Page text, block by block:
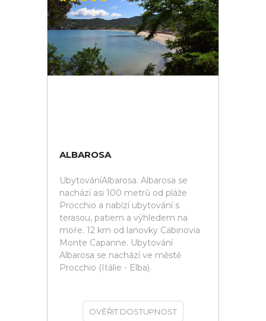
ALBAROSA
UbytováníAlbarosa. Albarosa se
nachází asi 100 metrů od pláže
Procchio a nabízí ubytování s
terasou, patiem a výhledem na
moře. 12 km od lanovky Cabinovia
Monte Capanne. Ubytování
Albarosa se nachází ve městě
Procchio (Itálie - Elba).
OVĚŘIT DOSTUPNOST